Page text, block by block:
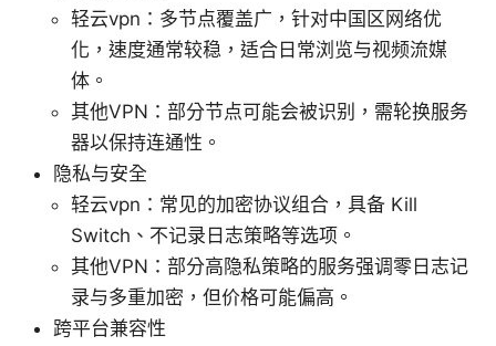
轻云vpn：多节点覆盖广，针对中国区网络优
化，速度通常较稳，适合日常浏览与视频流媒
体。
其他VPN：部分节点可能会被识别，需轮换服务
器以保持连通性。
隐私与安全
轻云vpn：常见的加密协议组合，具备 Kill
Switch、不记录日志策略等选项。
其他VPN：部分高隐私策略的服务强调零日志记
录与多重加密，但价格可能偏高。
跨平台兼容性